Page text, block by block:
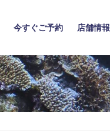
今すぐご予約 店舗情報